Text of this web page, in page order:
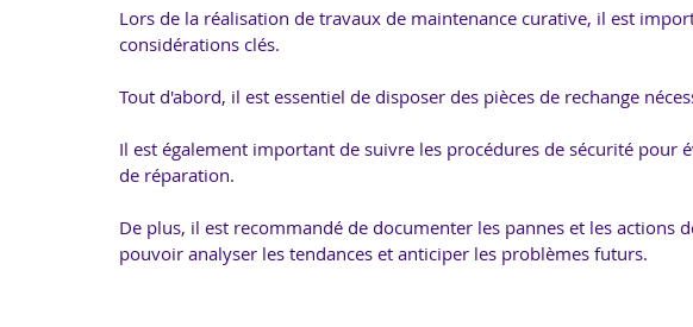
Lors de la réalisation de travaux de maintenance curative, il est
considérations clés.
Tout d'abord, il est essentiel de disposer des pièces de rechange
Il est également important de suivre les procédures de sécurité pour
de réparation.
De plus, il est recommandé de documenter les pannes et les actions
pouvoir analyser les tendances et anticiper les problèmes futurs.